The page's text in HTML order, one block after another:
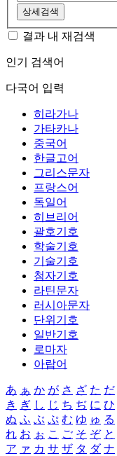
상세검색
결과 내 재검색
인기 검색어
다국어 입력
히라가나
가타카나
중국어
한글고어
그리스문자
프랑스어
독일어
히브리어
괄호기호
학술기호
기술기호
첨자기호
라틴문자
러시아문자
단위기호
일반기호
로마자
아랍어
あ ぁ か が さ ざ た だ
き ぎ し じ ち ぢ に ひ
ぬ ふ ぶ ぷ む ゆ ゅ る
れ お ぉ こ ご そ ぞ と
ア ァ カ サ ザ タ ダ ナ